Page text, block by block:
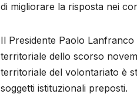
di migliorare la risposta nei
Il Presidente Paolo
territoriale dello scorso
territoriale del volontariato è
soggetti istituzionali preposti.